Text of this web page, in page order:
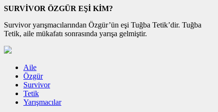
SURVİVOR ÖZGÜR EŞİ KİM?
Survivor yarışmacılarından Özgür’ün eşi Tuğba Tetik’dir. Tuğba
Tetik, aile mükafatı sonrasında yarışa gelmiştir.
Aile
Özgür
Survivor
Tetik
Yarışmacılar